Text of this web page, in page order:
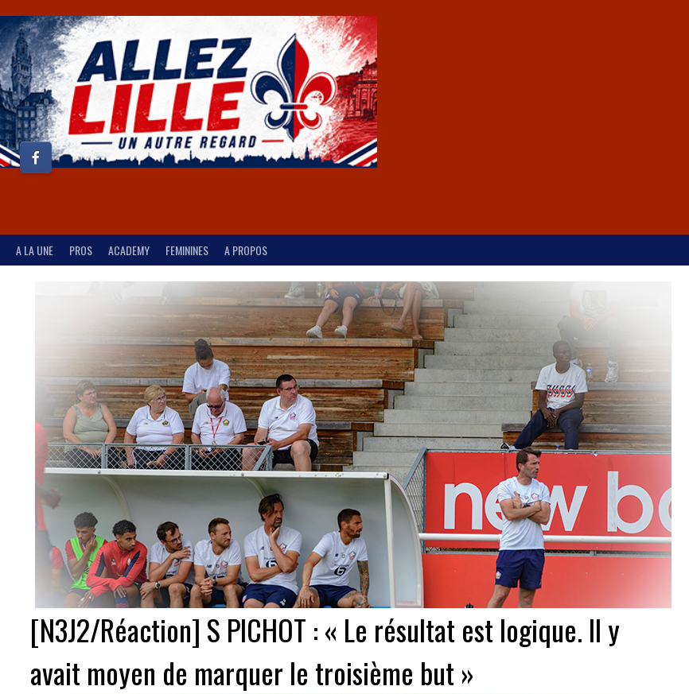
A LA UNE PROS ACADEMY FEMININES A PROPOS
[N3J2/Réaction] S PICHOT : « Le résultat est logique. Il y
avait moyen de marquer le troisième but »